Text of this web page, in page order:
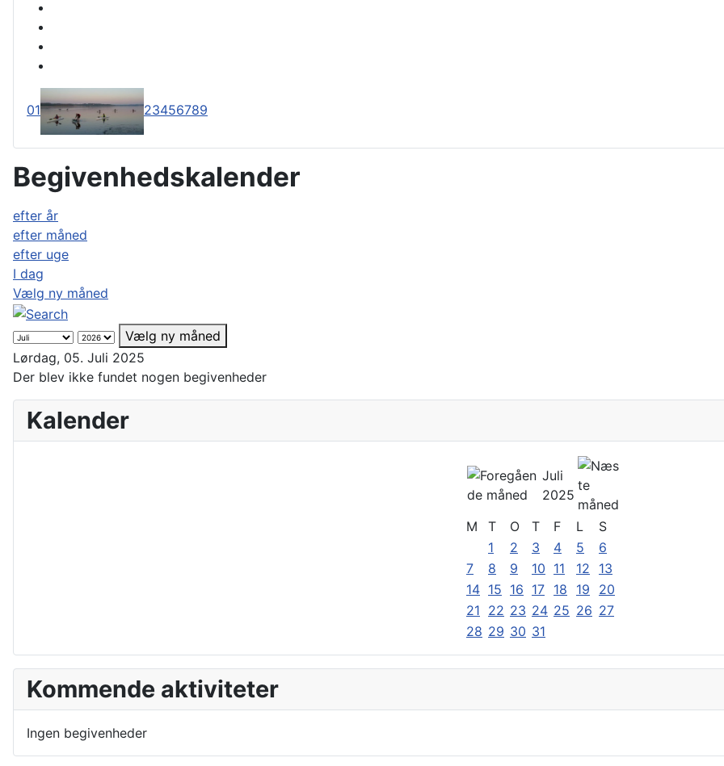
01 23456789
Begivenhedskalender
efter år
efter måned
efter uge
I dag
Vælg ny måned
Vælg ny måned
Lørdag, 05. Juli 2025
Der blev ikke fundet nogen begivenheder
Kalender
Juli
2025
M
T O T F L
S
1
2 3 4 5
6
7
8 9 10 11 12
13
14 15 16 17 18 19
20
21 22 23 24 25 26 27
28 29 30 31
Kommende aktiviteter
Ingen begivenheder